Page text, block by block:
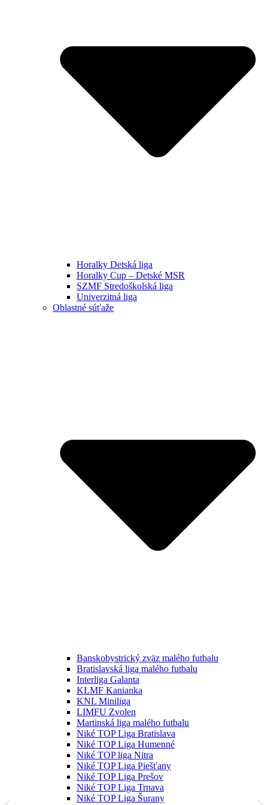
Horalky Detská liga
Horalky Cup – Detské MSR
SZMF Stredoškolská liga
Univerzitná liga
Oblastné súťaže
Banskobystrický zväz malého futbalu
Bratislavská liga malého futbalu
Interliga Galanta
KLMF Kanianka
KNL Miniliga
LIMFU Zvolen
Martinská liga malého futbalu
Niké TOP Liga Bratislava
Niké TOP Liga Humenné
Niké TOP liga Nitra
Niké TOP Liga Piešťany
Niké TOP Liga Prešov
Niké TOP Liga Trnava
Niké TOP Liga Šurany